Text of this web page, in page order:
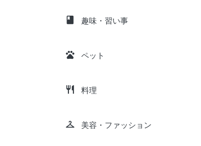
class 趣味・習い事
pets ペット
restaurant 料理
checkroom 美容・ファッション